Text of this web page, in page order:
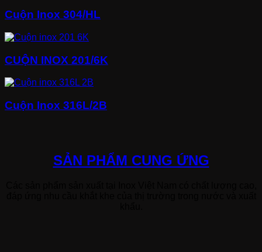
Cuộn Inox 304/HL
CUỘN INOX 201/6K
Cuộn Inox 316L/2B
SẢN PHẨM CUNG ỨNG